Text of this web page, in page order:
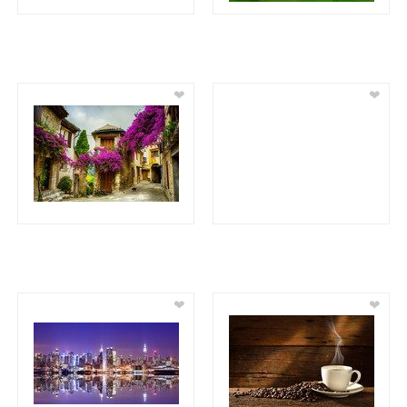
❤ ❤
❤ ❤